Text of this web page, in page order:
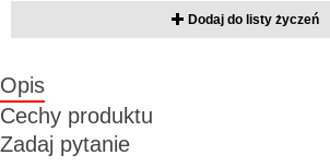
Dodaj do listy życzeń
Opis
Cechy produktu
Zadaj pytanie